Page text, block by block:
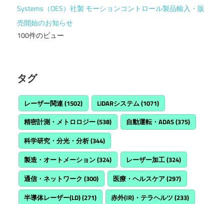
Systems（OES）社製 モーションコントロール製品輸入・販
売開始のお知らせ
100件のビュー
タグ
レーザー関連(1502) LiDARシステム(1071)
精密計測・メトロロジー(538) 自動運転・ADAS(375)
科学研究・分光・分析(344)
製造・オートメーション(324) レーザー加工(324)
通信・ネットワーク (300) 医療・ヘルスケア(297)
半導体レーザー(LD)(271) 赤外(IR)・テラヘルツ (233)